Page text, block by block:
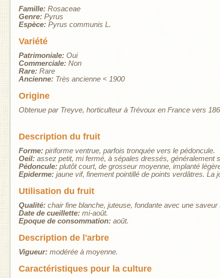
Famille: Rosaceae
Genre: Pyrus
Espèce: Pyrus communis L.
Variété
Patrimoniale: Oui
Commerciale: Non
Rare: Rare
Ancienne: Très ancienne < 1900
Origine
Obtenue par Treyve, horticulteur à Trévoux en France vers
Description du fruit
Forme: piriforme ventrue, parfois tronquée vers le pédoncule.
Oeil: assez petit, mi fermé, à sépales dressés, généralement
Pédoncule: plutôt court, de grosseur moyenne, implanté
Epiderme: jaune vif, finement pointillé de points verdâtres. La
Utilisation du fruit
Qualité: chair fine blanche, juteuse, fondante avec une
Date de cueillette: mi-août.
Epoque de consommation: août.
Description de l'arbre
Vigueur: modérée à moyenne.
Caractéristiques pour la culture